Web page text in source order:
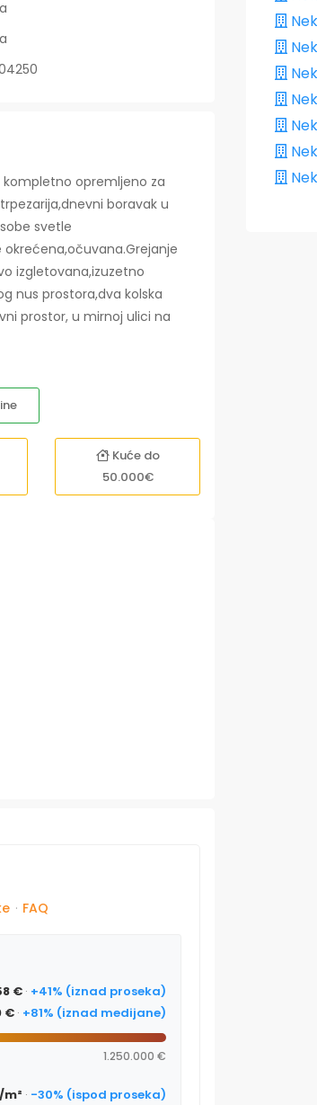
kompletno opremljeno za
boravak u
svetle
izgletovana,izuzetno
nus prostora,dva kolska
prostor, u mirnoj ulici na
Kuće do
50.000€
· FAQ
€ · +41% (iznad proseka)
€ · +81% (iznad medijane)
1.250.000 €
· -30% (ispod proseka)